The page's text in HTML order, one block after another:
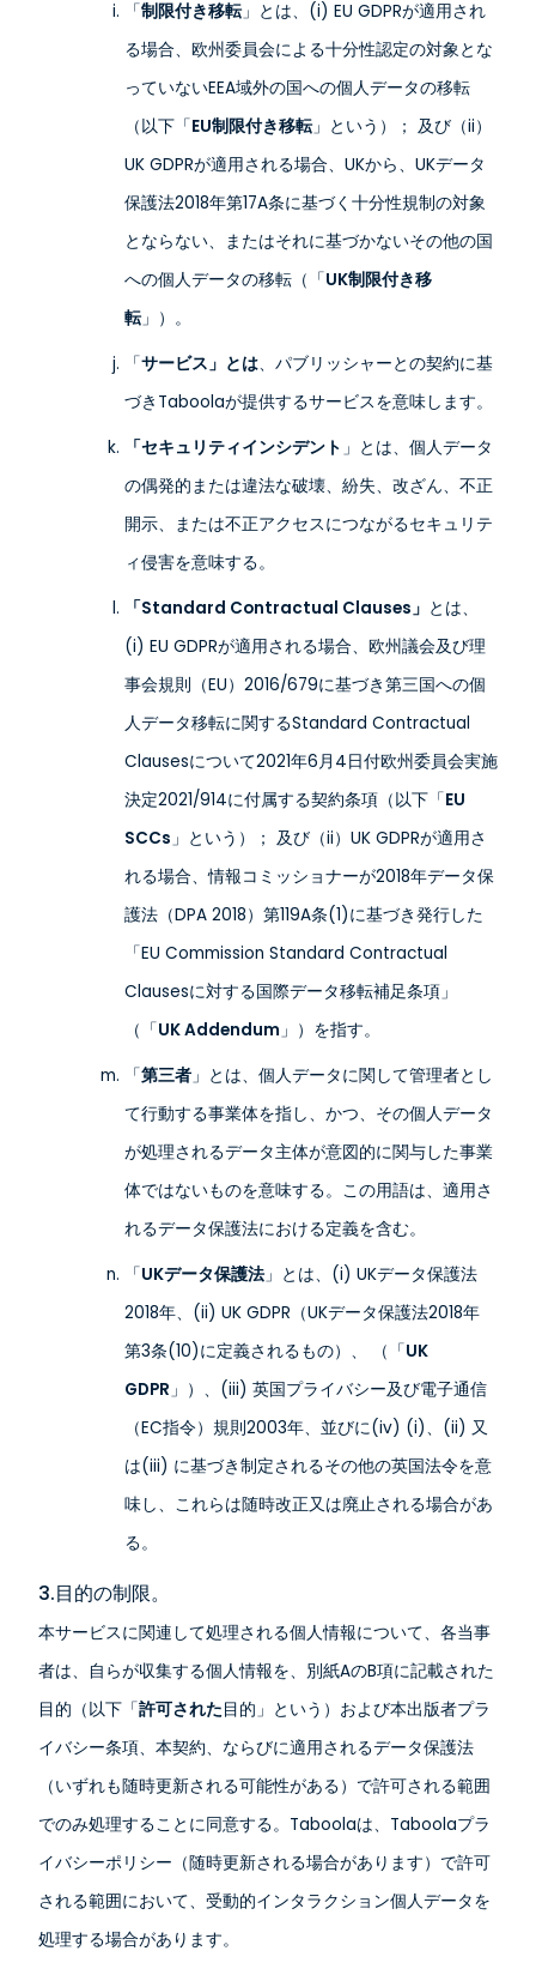
「制限付き移転」とは、(i) EU GDPRが適用され
る場合、欧州委員会による十分性認定の対象とな
っていないEEA域外の国への個人データの移転
（以下「EU制限付き移転」という）； 及び（ii）
UK GDPRが適用される場合、UKから、UKデータ
保護法2018年第17A条に基づく十分性規制の対象
とならない、またはそれに基づかないその他の国
への個人データの移転（「UK制限付き移
転」）。
「サービス」とは、パブリッシャーとの契約に基
づきTaboolaが提供するサービスを意味します。
「セキュリティインシデント」とは、個人データ
の偶発的または違法な破壊、紛失、改ざん、不正
開示、または不正アクセスにつながるセキュリテ
ィ侵害を意味する。
「Standard Contractual Clauses」 とは、
(i) EU GDPRが適用される場合、欧州議会及び理
事会規則（EU）2016/679に基づき第三国への個
人データ移転に関するStandard Contractual
Clausesについて2021年6月4日付欧州委員会実施
決定2021/914に付属する契約条項（以下「EU
SCCs」という）； 及び（ii）UK GDPRが適用さ
れる場合、情報コミッショナーが2018年データ保
護法（DPA 2018）第119A条(1)に基づき発行した
「EU Commission Standard Contractual
Clausesに対する国際データ移転補足条項」
（「UK Addendum」）を指す。
「第三者」とは、個人データに関して管理者とし
て行動する事業体を指し、かつ、その個人データ
が処理されるデータ主体が意図的に関与した事業
体ではないものを意味する。この用語は、適用さ
れるデータ保護法における定義を含む。
「UKデータ保護法」とは、(i) UKデータ保護法
2018年、(ii) UK GDPR（UKデータ保護法2018年
第3条(10)に定義されるもの）、 （「UK
GDPR」）、(iii) 英国プライバシー及び電子通信
（EC指令）規則2003年、並びに(iv) (i)、(ii) 又
は(iii) に基づき制定されるその他の英国法令を意
味し、これらは随時改正又は廃止される場合があ
る。
3.目的の制限。
本サービスに関連して処理される個人情報について、各当事
者は、自らが収集する個人情報を、別紙AのB項に記載された
目的（以下「許可された目的」という）および本出版者プラ
イバシー条項、本契約、ならびに適用されるデータ保護法
（いずれも随時更新される可能性がある）で許可される範囲
でのみ処理することに同意する。Taboolaは、Taboolaプラ
イバシーポリシー（随時更新される場合があります）で許可
される範囲において、受動的インタラクション個人データを
処理する場合があります。